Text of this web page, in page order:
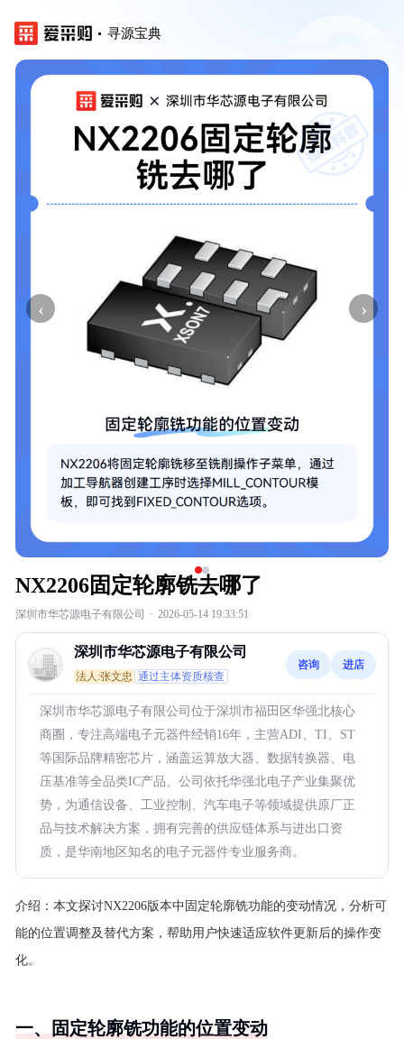
寻源宝典
‹ ›
NX2206固定轮廓铣去哪了
深圳市华芯源电子有限公司 · 2026-05-14 19:33:51
深圳市华芯源电子有限公司
法人:张文忠 通过主体资质核查
咨询 进店
深圳市华芯源电子有限公司位于深圳市福田区华强北核心
商圈，专注高端电子元器件经销16年，主营ADI、TI、ST
等国际品牌精密芯片，涵盖运算放大器、数据转换器、电
压基准等全品类IC产品。公司依托华强北电子产业集聚优
势，为通信设备、工业控制、汽车电子等领域提供原厂正
品与技术解决方案，拥有完善的供应链体系与进出口资
质，是华南地区知名的电子元器件专业服务商。
介绍： 本文探讨NX2206版本中固定轮廓铣功能的变动情况，分析可
能的位置调整及替代方案，帮助用户快速适应软件更新后的操作变
化。
一、固定轮廓铣功能的位置变动